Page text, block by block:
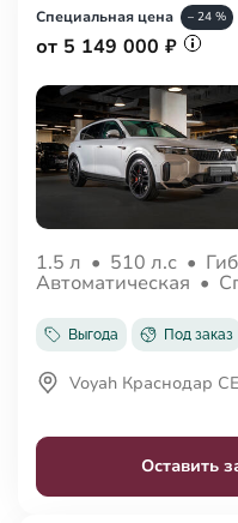
Специальная цена – 24 %
от 5 149 000 ₽
1.5 л • 510 л.с •
Автоматическая •
Выгода Под заказ
Оставить
Voyah Краснодар